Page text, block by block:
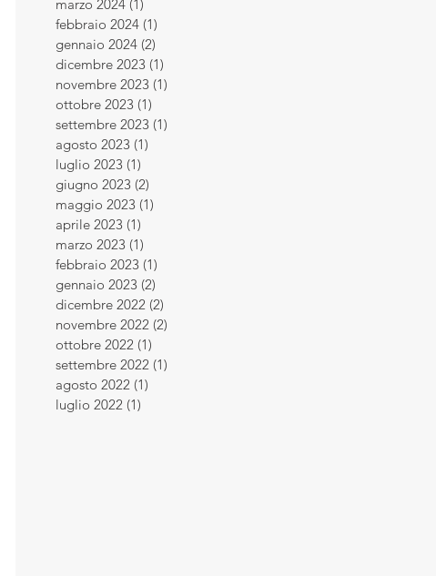
marzo 2024 (1)
febbraio 2024 (1)
gennaio 2024 (2)
dicembre 2023 (1)
novembre 2023 (1)
ottobre 2023 (1)
settembre 2023 (1)
agosto 2023 (1)
luglio 2023 (1)
giugno 2023 (2)
maggio 2023 (1)
aprile 2023 (1)
marzo 2023 (1)
febbraio 2023 (1)
gennaio 2023 (2)
dicembre 2022 (2)
novembre 2022 (2)
ottobre 2022 (1)
settembre 2022 (1)
agosto 2022 (1)
luglio 2022 (1)